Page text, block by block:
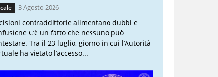
3 Agosto 2026
contraddittorie alimentano dubbi e
C’è un fatto che nessuno può
Tra il 23 luglio, giorno in cui l’Autorità
ha vietato l’accesso...